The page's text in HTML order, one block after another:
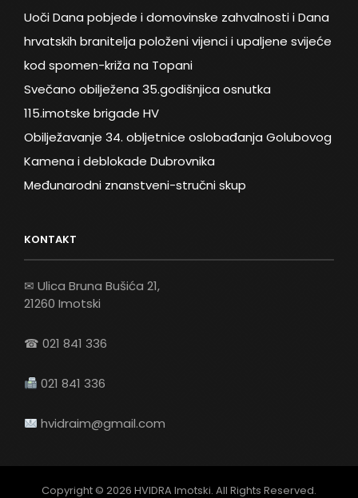
Uoči Dana pobjede i domovinske zahvalnosti i Dana
hrvatskih branitelja položeni vijenci i upaljene svijeće
kod spomen-križa na Topani
Svečano obilježena 35.godišnjica osnutka
115.imotske brigade HV
Obilježavanje 34. obljetnice oslobađanja Golubovog
Kamena i deblokade Dubrovnika
Međunarodni znanstveni-stručni skup
KONTAKT
✉ Ulica Bruna Bušića 21,
21260 Imotski
☎ 021 841 336
021 841 336
hvidraim@gmail.com
Copyright © 2026 HVIDRA Imotski. All Rights Reserved.